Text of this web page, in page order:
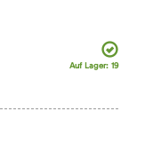
Auf Lager: 19